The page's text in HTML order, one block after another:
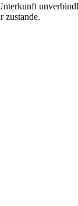
zustande.